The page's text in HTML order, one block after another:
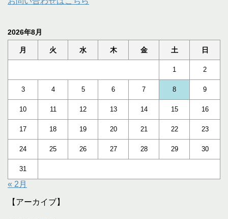
2026年8月
月 火 水 木 金 土 日
1 2
3 4 5 6 7 8 9
10 11 12 13 14 15 16
17 18 19 20 21 22 23
24 25 26 27 28 29 30
31
« 2月
【アーカイブ】